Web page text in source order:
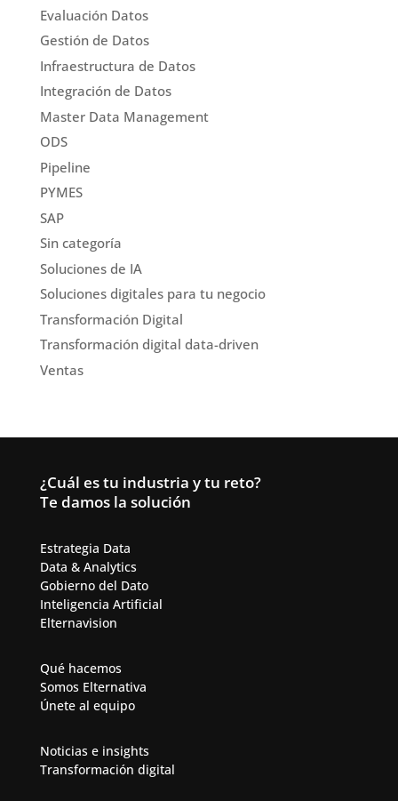
Evaluación Datos
Gestión de Datos
Infraestructura de Datos
Integración de Datos
Master Data Management
ODS
Pipeline
PYMES
SAP
Sin categoría
Soluciones de IA
Soluciones digitales para tu negocio
Transformación Digital
Transformación digital data-driven
Ventas
¿Cuál es tu industria y tu reto?
Te damos la solución
Estrategia Data
Data & Analytics​
Gobierno del Dato
Inteligencia Artificial​
Elternavision
Qué hacemos
Somos Elternativa
Únete al equipo
Noticias e insights
Transformación digital